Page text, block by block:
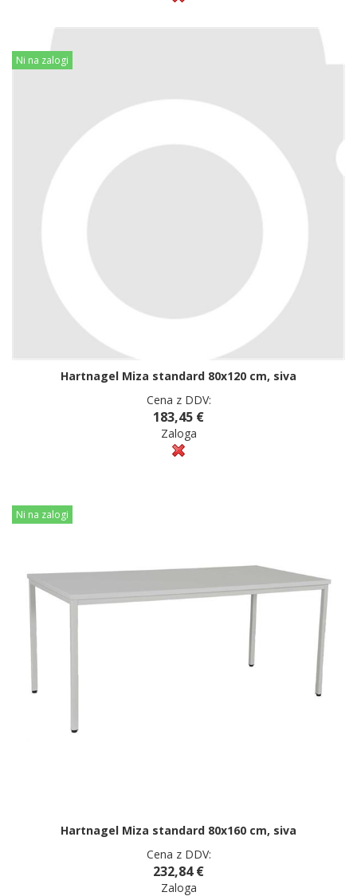
Ni na zalogi
Hartnagel Miza standard 80x120 cm, siva
Cena z DDV:
183,45 €
Zaloga
Ni na zalogi
Hartnagel Miza standard 80x160 cm, siva
Cena z DDV:
232,84 €
Zaloga